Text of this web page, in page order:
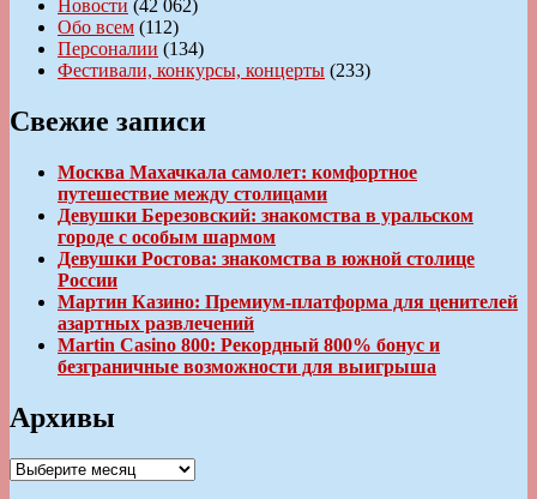
Новости (42 062)
Обо всем (112)
Персоналии (134)
Фестивали, конкурсы, концерты (233)
Свежие записи
Москва Махачкала самолет: комфортное
путешествие между столицами
Девушки Березовский: знакомства в уральском
городе с особым шармом
Девушки Ростова: знакомства в южной столице
России
Мартин Казино: Премиум-платформа для ценителей
азартных развлечений
Martin Casino 800: Рекордный 800% бонус и
безграничные возможности для выигрыша
Архивы
Архивы